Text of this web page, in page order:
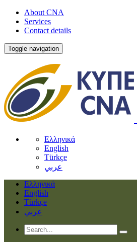
About CNA
Services
Contact details
Toggle navigation
Ελληνικά
English
Türkçe
عربي
Ελληνικά
English
Türkçe
عربي